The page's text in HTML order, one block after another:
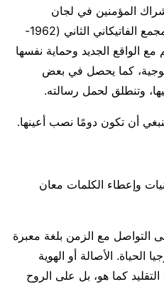
المؤمنين في لجان
التخطيط والتنظيم، كما فعل المجمع الفاتيكاني الثاني (1962-
مع الواقع الجديد وحماية نفسها
كما يحصل في بعض
وتنطلق لحمل رسالته.
ينبغي أن تكون دومًا نصب أعينها.
وإعطاء الكلمات معان
التواصل مع الزمن بلغة معبرة
الحياة. الأصالة أو الهوية
كما هو، بل على الروح